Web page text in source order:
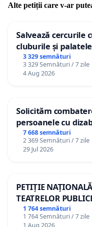
Alte petiții care v-ar
Salvează cercurile
cluburile și
3 329 semnături
3 329 Semnături / 7 zile
4 Aug 2026
Solicităm
persoanele cu
7 668 semnături
2 369 Semnături / 7 zile
29 Jul 2026
PETIȚIE
TEATRELOR
ROMÂNIA
1 764 semnături
1 764 Semnături / 7 zile
1 Aug 2026